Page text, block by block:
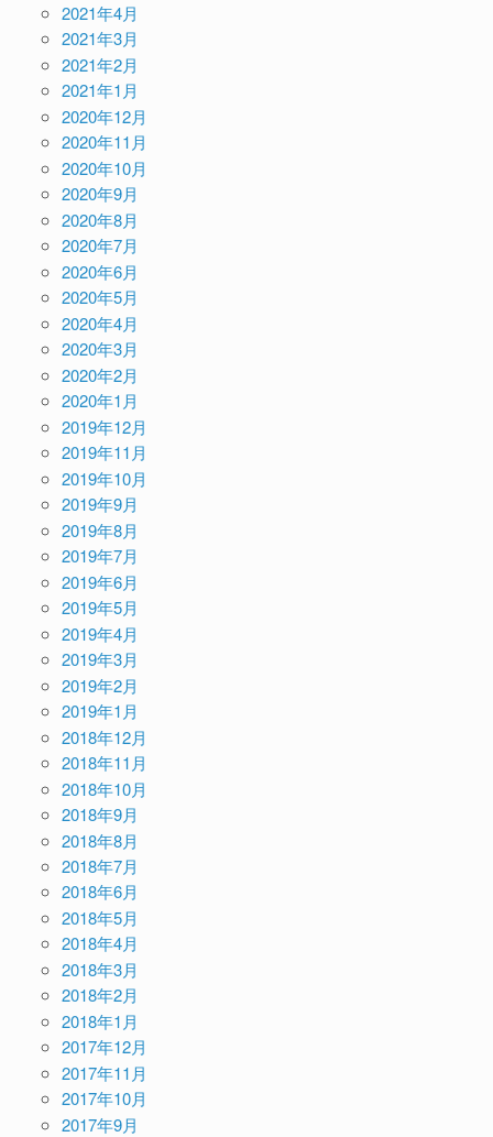
2021年4月
2021年3月
2021年2月
2021年1月
2020年12月
2020年11月
2020年10月
2020年9月
2020年8月
2020年7月
2020年6月
2020年5月
2020年4月
2020年3月
2020年2月
2020年1月
2019年12月
2019年11月
2019年10月
2019年9月
2019年8月
2019年7月
2019年6月
2019年5月
2019年4月
2019年3月
2019年2月
2019年1月
2018年12月
2018年11月
2018年10月
2018年9月
2018年8月
2018年7月
2018年6月
2018年5月
2018年4月
2018年3月
2018年2月
2018年1月
2017年12月
2017年11月
2017年10月
2017年9月